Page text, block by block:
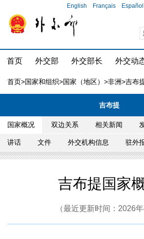
English Français Español
首页 外交部 外交部长 外交动
首页>国家和组织>国家（地区） >非洲>吉布
吉布提
国家概况 双边关系 相关新闻
讲话 文件 外交机构信息 驻外
吉布提国家
（最近更新时间：2026年